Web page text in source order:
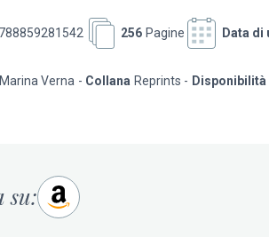
dall’ansia di rintracciare nelle
Pagine
256 Data di
Marina Verna Collana Reprints Disponibilità
su: